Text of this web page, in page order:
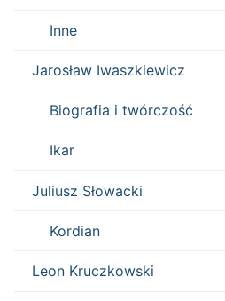
Inne
Jarosław Iwaszkiewicz
Biografia i twórczość
Ikar
Juliusz Słowacki
Kordian
Leon Kruczkowski